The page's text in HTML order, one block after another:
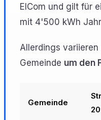
ElCom und gilt für
mit 4'500 kWh
Allerdings
Gemeinde um den
Gemeinde